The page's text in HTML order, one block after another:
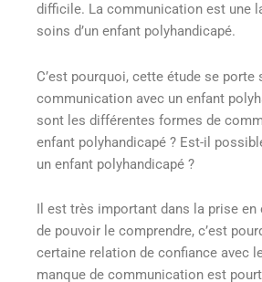
difficile. La communication est une
soins d’un enfant polyhandicapé.
C’est pourquoi, cette étude se porte
communication avec un enfant
sont les différentes formes de
enfant polyhandicapé ? Est-il
un enfant polyhandicapé ?
Il est très important dans la prise en
de pouvoir le comprendre, c’est
certaine relation de confiance avec
manque de communication est